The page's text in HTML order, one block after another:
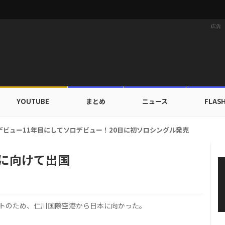
広告
YOUTUBE まとめ ニュース
プ出入証を公開…証明写真でも完璧なビジュアル！
向けて出国
ため、仁川国際空港から日本に向かった。